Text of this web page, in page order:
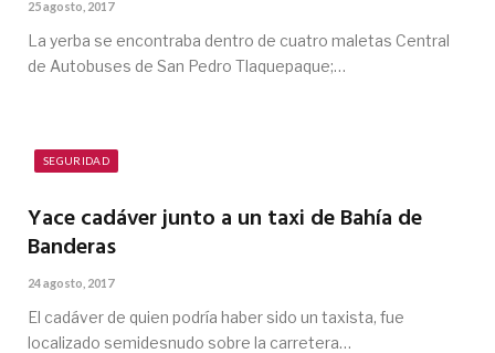
25 agosto, 2017
La yerba se encontraba dentro de cuatro maletas Central
de Autobuses de San Pedro Tlaquepaque;…
SEGURIDAD
Yace cadáver junto a un taxi de Bahía de
Banderas
24 agosto, 2017
El cadáver de quien podría haber sido un taxista, fue
localizado semidesnudo sobre la carretera…